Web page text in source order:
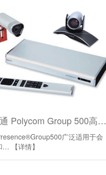
宝利通 Polycom Group 500高清视频会议终端
广泛适用于会
…
【详情】